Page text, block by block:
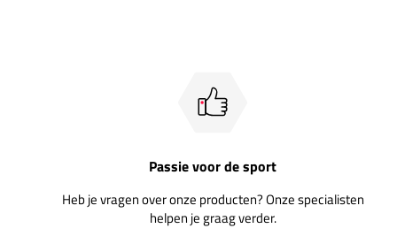
Passie voor de sport
Heb je vragen over onze producten? Onze specialisten
helpen je graag verder.